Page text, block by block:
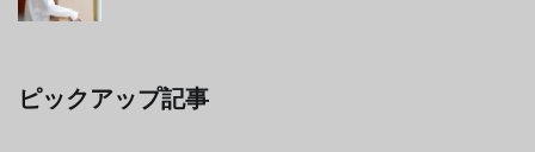
ピックアップ記事